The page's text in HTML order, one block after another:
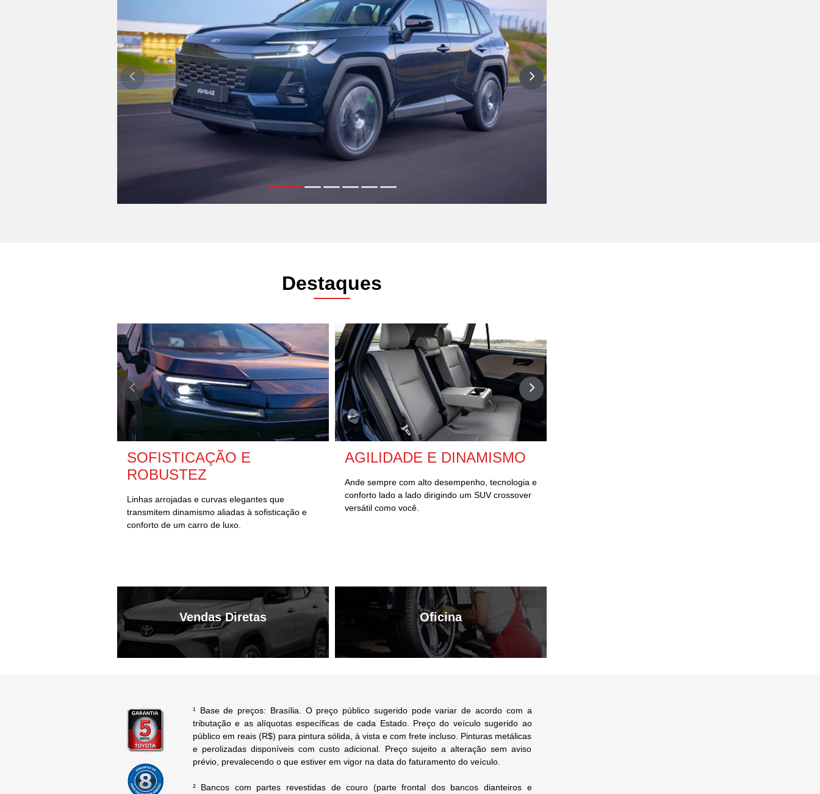
GR YARIS
SAIBA MAIS
Destaques
SOFISTICAÇÃO E
ROBUSTEZ
Linhas arrojadas e curvas elegantes que
transmitem dinamismo aliadas à sofisticação e
conforto de um carro de luxo.
AGILIDADE E DINAMISMO
Ande sempre com alto desempenho, tecnologia e
conforto lado a lado dirigindo um SUV crossover
versátil como você.
Vendas Diretas Oficina
¹ Base de preços: Brasília. O preço público sugerido pode variar de acordo com a
tributação e as alíquotas específicas de cada Estado. Preço do veículo sugerido ao
público em reais (R$) para pintura sólida, à vista e com frete incluso. Pinturas metálicas
e perolizadas disponíveis com custo adicional. Preço sujeito a alteração sem aviso
prévio, prevalecendo o que estiver em vigor na data do faturamento do veículo.
² Bancos com partes revestidas de couro (parte frontal dos bancos dianteiros e